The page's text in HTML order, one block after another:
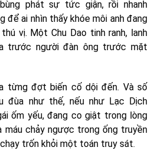
phát sự tức giận, rồi nhanh
để ai nhìn thấy khóe môi anh đang
vị. Một Chu Dao tinh ranh, lanh
trước người đàn ông trước mặt
từng đợt biến cố dội đến. Và số
đùa như thế, nếu như Lạc Dịch
ốm yếu, đang co giật trong lòng
máu chảy ngược trong ống truyền
trốn khỏi một toán truy sát.